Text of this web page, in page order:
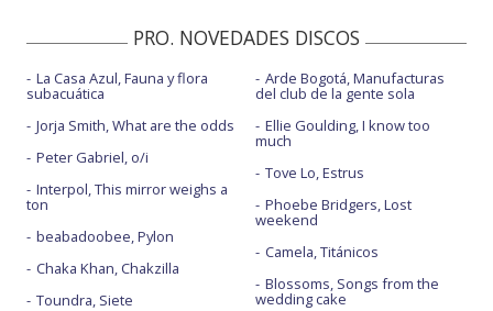
PRO. NOVEDADES DISCOS
La Casa Azul, Fauna y flora
subacuática
Jorja Smith, What are the odds
Peter Gabriel, o/i
Interpol, This mirror weighs a
ton
beabadoobee, Pylon
Chaka Khan, Chakzilla
Toundra, Siete
Arde Bogotá, Manufacturas
del club de la gente sola
Ellie Goulding, I know too
much
Tove Lo, Estrus
Phoebe Bridgers, Lost
weekend
Camela, Titánicos
Blossoms, Songs from the
wedding cake